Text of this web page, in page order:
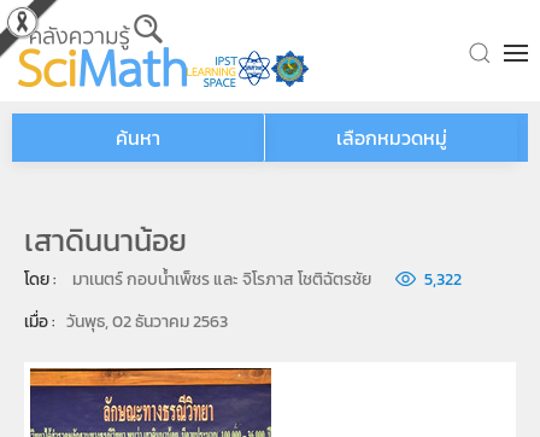
Skip to main content
ค้นหา เลือกหมวดหมู่
เสาดินนาน้อย
โดย : มาเนตร์ กอบน้ำเพ็ชร และ จิโรภาส โชติฉัตรชัย
5,322
เมื่อ : วันพุธ, 02 ธันวาคม 2563